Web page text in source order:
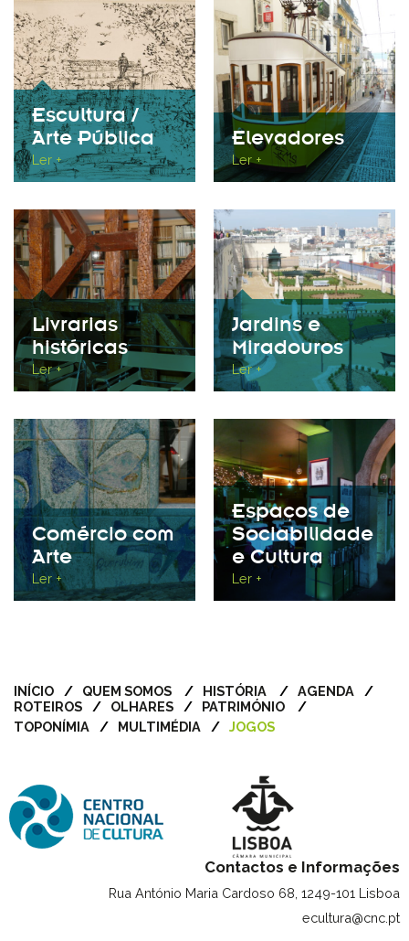
Escultura /
Arte Pública
Ler +
Elevadores
Ler +
Livrarias
históricas
Ler +
Jardins e
Miradouros
Ler +
Comércio com
Arte
Ler +
Espaços de
Sociabilidade
e Cultura
Ler +
INÍCIO QUEM SOMOS HISTÓRIA
AGENDA
ROTEIROS
OLHARES
PATRIMÓNIO
TOPONÍMIA
MULTIMÉDIA JOGOS
Contactos e Informações
Rua António Maria Cardoso 68, 1249-101 Lisboa
ecultura@cnc.pt